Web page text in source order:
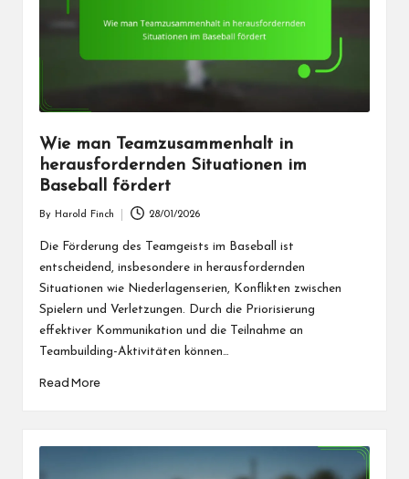
Wie man Teamzusammenhalt in
herausfordernden Situationen im
Baseball fördert
by
By Harold Finch 28/01/2026
Die Förderung des Teamgeists im Baseball ist
entscheidend, insbesondere in herausfordernden
Situationen wie Niederlagenserien, Konflikten zwischen
Spielern und Verletzungen. Durch die Priorisierung
effektiver Kommunikation und die Teilnahme an
Teambuilding-Aktivitäten können…
Read More